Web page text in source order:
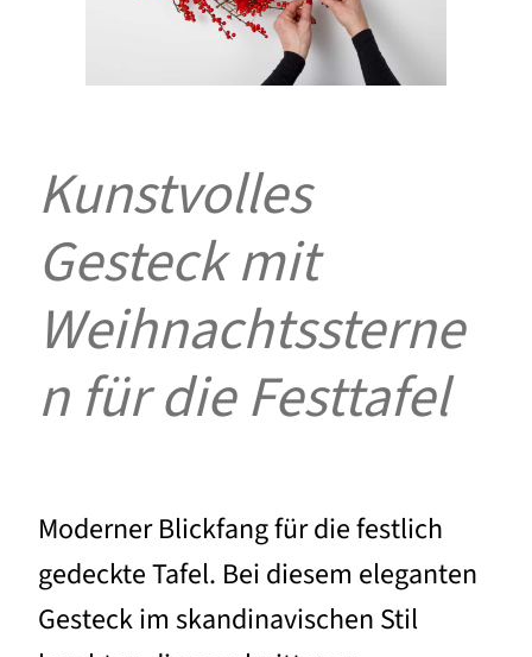
Kunstvolles
Gesteck mit
Weihnachtssterne
n für die Festtafel
Moderner Blickfang für die festlich
gedeckte Tafel. Bei diesem eleganten
Gesteck im skandinavischen Stil